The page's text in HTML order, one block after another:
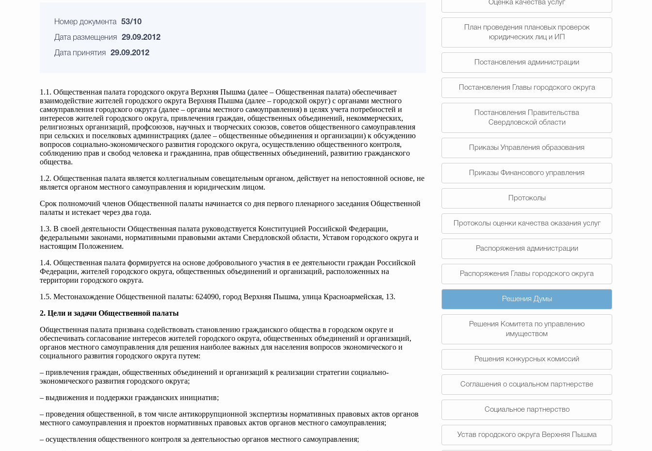
Оценка качества услуг
План проведения плановых проверок
юридических лиц и ИП
Постановления администрации
Постановления Главы городского округа
Постановления Правительства
Свердловской области
Приказы Управления образования
Приказы Финансового управления
Протоколы
Протоколы оценки качества оказания услуг
Распоряжения администрации
Распоряжения Главы городского округа
Решения Думы
Решения Комитета по управлению
имуществом
Решения конкурсных комиссий
Соглашения о социальном партнерстве
Социальное партнерство
Устав городского округа Верхняя Пышма
Номер документа 53/10
Дата размещения 29.09.2012
Дата принятия 29.09.2012
1.1. Общественная палата городского округа Верхняя Пышма (далее – Общественная палата) обеспечивает
взаимодействие жителей городского округа Верхняя Пышма (далее – городской округ) с органами местного
самоуправления городского округа (далее – органы местного самоуправления) в целях учета потребностей и
интересов жителей городского округа, привлечения граждан, общественных объединений, некоммерческих,
религиозных организаций, профсоюзов, научных и творческих союзов, советов общественного самоуправления
при сельских и поселковых администрациях (далее – общественные объединения и организации) к обсуждению
вопросов социально-экономического развития городского округа, осуществлению общественного контроля,
соблюдению прав и свобод человека и гражданина, прав общественных объединений, развитию гражданского
общества.
1.2. Общественная палата является коллегиальным совещательным органом, действует на непостоянной основе, не
является органом местного самоуправления и юридическим лицом.
Срок полномочий членов Общественной палаты начинается со дня первого пленарного заседания Общественной
палаты и истекает через два года.
1.3. В своей деятельности Общественная палата руководствуется Конституцией Российской Федерации,
федеральными законами, нормативными правовыми актами Свердловской области, Уставом городского округа и
настоящим Положением.
1.4. Общественная палата формируется на основе добровольного участия в ее деятельности граждан Российской
Федерации, жителей городского округа, общественных объединений и организаций, расположенных на
территории городского округа.
1.5. Местонахождение Общественной палаты: 624090, город Верхняя Пышма, улица Красноармейская, 13.
2. Цели и задачи Общественной палаты
Общественная палата призвана содействовать становлению гражданского общества в городском округе и
обеспечивать согласование интересов жителей городского округа, общественных объединений и организаций,
органов местного самоуправления для решения наиболее важных для населения вопросов экономического и
социального развития городского округа путем:
– привлечения граждан, общественных объединений и организаций к реализации стратегии социально-
экономического развития городского округа;
– выдвижения и поддержки гражданских инициатив;
– проведения общественной, в том числе антикоррупционной экспертизы нормативных правовых актов органов
местного самоуправления и проектов нормативных правовых актов органов местного самоуправления;
– осуществления общественного контроля за деятельностью органов местного самоуправления;